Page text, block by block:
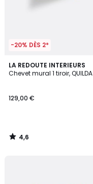
-20% DÈS 2*
LA REDOUTE INTERIEURS
Chevet mural 1 tiroir, QUILDA
129,00 €
4,6
/ 5
4,6
/